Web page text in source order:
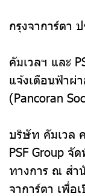
กรุงจาการ์ตา
คัมเวลฯ และ
แจ้งเตือนฟ้าผ่
(Pancoran
บริษัท คัมเวล
PSF Group จั
ทางการ ณ สำ
จาการ์ตา เพื่อ